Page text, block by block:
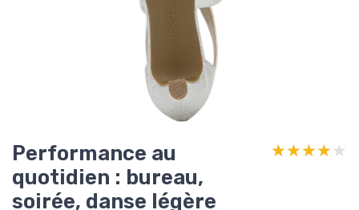
Performance au
quotidien : bureau,
soirée, danse légère
★★★★★
★★★★★